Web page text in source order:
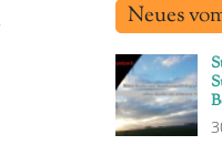
Neues